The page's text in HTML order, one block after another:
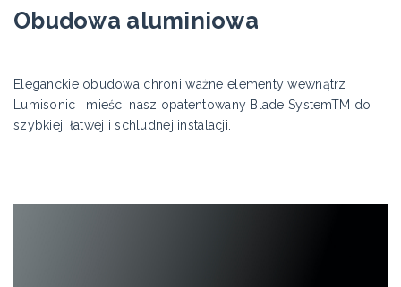
Obudowa aluminiowa
Eleganckie obudowa chroni ważne elementy wewnątrz
Lumisonic i mieści nasz opatentowany Blade SystemTM do
szybkiej, łatwej i schludnej instalacji.